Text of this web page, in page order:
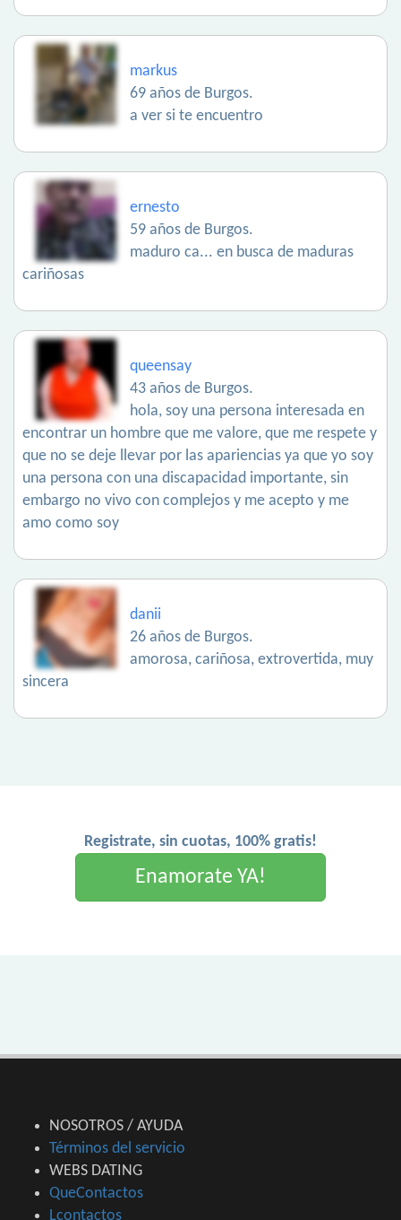
markus
69 años de Burgos.
a ver si te encuentro
ernesto
59 años de Burgos.
maduro ca... en busca de maduras
cariñosas
queensay
43 años de Burgos.
hola, soy una persona interesada en
encontrar un hombre que me valore, que me respete y
que no se deje llevar por las apariencias ya que yo soy
una persona con una discapacidad importante, sin
embargo no vivo con complejos y me acepto y me
amo como soy
danii
26 años de Burgos.
amorosa, cariñosa, extrovertida, muy
sincera
Registrate, sin cuotas, 100% gratis!
Enamorate YA!
NOSOTROS / AYUDA
Términos del servicio
WEBS DATING
QueContactos
Lcontactos